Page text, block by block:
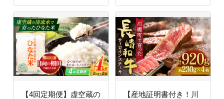
【4回定期便】虚空蔵の
【産地証明書付き！川